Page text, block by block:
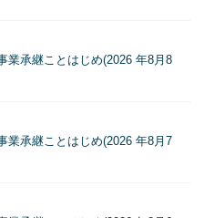
業承継ことはじめ(2026 年8月8
業承継ことはじめ(2026 年8月7